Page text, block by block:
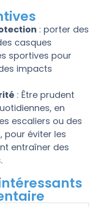
: porter des
casques
sportives pour
impacts
: Être prudent
en
escaliers ou des
pour éviter les
entraîner des